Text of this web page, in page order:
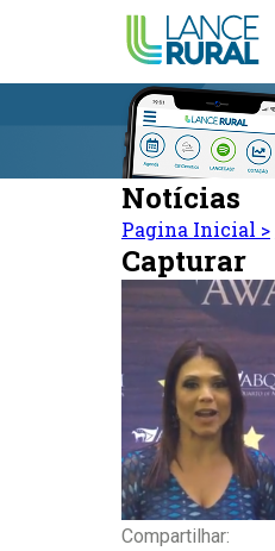
Notícias
Pagina Inicial >
Capturar
Compartilhar: